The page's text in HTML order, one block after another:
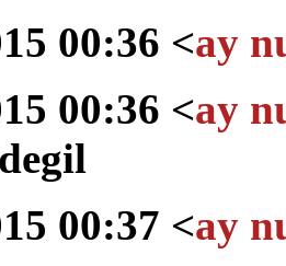
00:36 <ay
00:36 <ay
00:37 <ay